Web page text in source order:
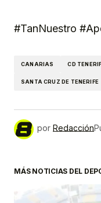
#TanNuestro
CANARIAS CD
SANTA CRUZ DE TENERIFE
por Redacción
MÁS NOTICIAS DEL